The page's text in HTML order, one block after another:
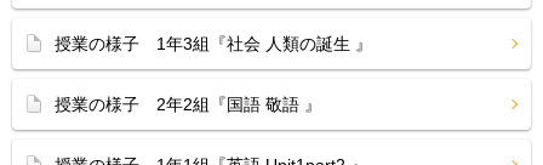
授業の様子 1年3組『社会 人類の誕生 』
授業の様子 2年2組『国語 敬語 』